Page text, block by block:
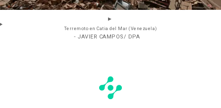
Terremoto en Catia del Mar (Venezuela)
- JAVIER CAMPOS/ DPA